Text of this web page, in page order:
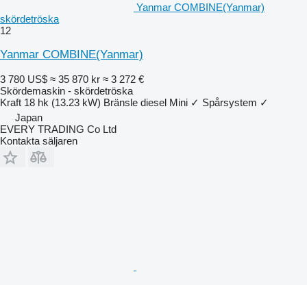
Yanmar COMBINE(Yanmar)
skördetröska
12
Yanmar COMBINE(Yanmar)
3 780 US$ ≈ 35 870 kr ≈ 3 272 €
Skördemaskin - skördetröska
Kraft 18 hk (13.23 kW) Bränsle diesel Mini ✓ Spårsystem ✓
Japan
EVERY TRADING Co Ltd
Kontakta säljaren